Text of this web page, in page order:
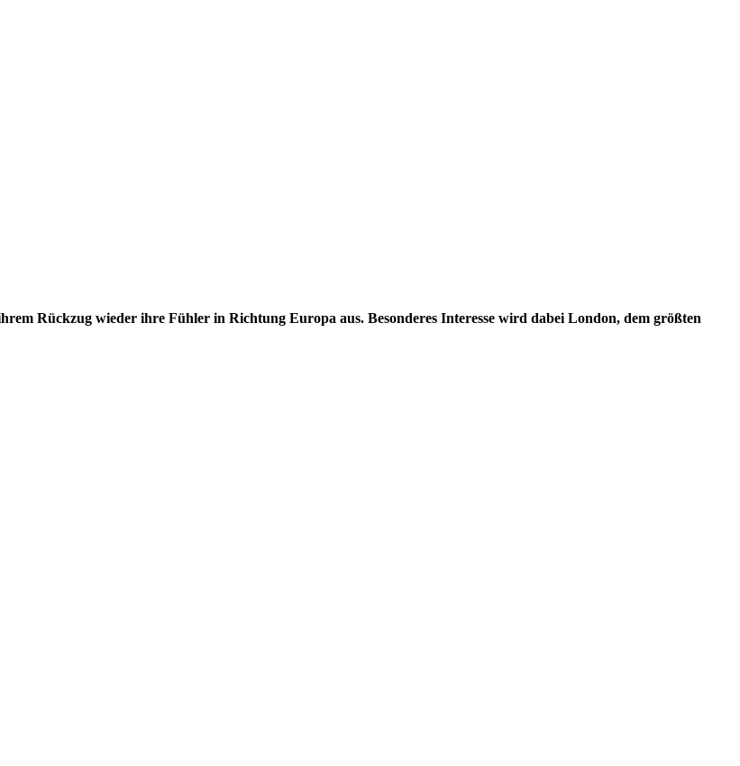
Rückzug wieder ihre Fühler in Richtung Europa aus. Besonderes Interesse wird dabei London, dem größten